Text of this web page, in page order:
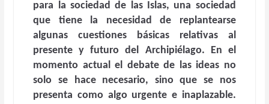
para la sociedad de las Islas, una sociedad
que tiene la necesidad de replantearse
algunas cuestiones básicas relativas al
presente y futuro del Archipiélago. En el
momento actual el debate de las ideas no
solo se hace necesario, sino que se nos
presenta como algo urgente e inaplazable.